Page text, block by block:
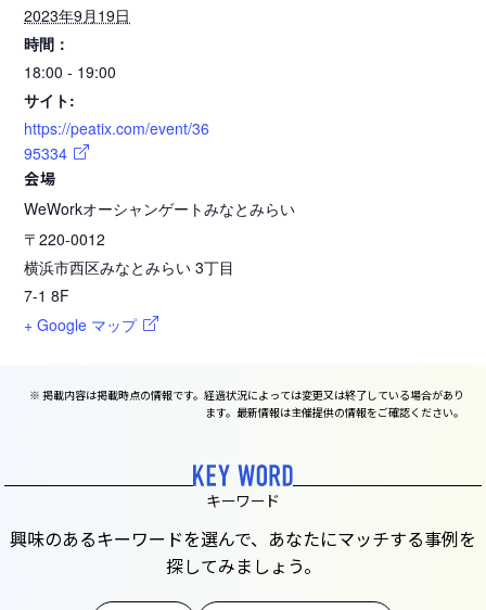
2023年9月19日
時間：
18:00 - 19:00
サイト:
https://peatix.com/event/36
95334
会場
WeWorkオーシャンゲートみなとみらい
〒220-0012
横浜市西区みなとみらい 3丁目
7-1 8F
+ Google マップ
※ 掲載内容は掲載時点の情報です。経過状況によっては変更又は終了している場合があり
ます。最新情報は主催提供の情報をご確認ください。
キーワード
興味のあるキーワードを選んで、あなたにマッチする事例を
探してみましょう。